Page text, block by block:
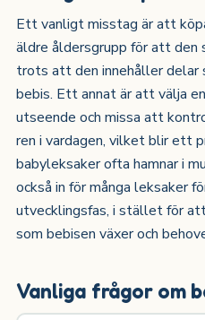
Ett vanligt misstag är att
äldre åldersgrupp för att den
trots att den innehåller delar
bebis. Ett annat är att välja
utseende och missa att
ren i vardagen, vilket blir ett
babyleksaker ofta hamnar i
också in för många leksaker
utvecklingsfas, i stället för
som bebisen växer och
Vanliga frågor om